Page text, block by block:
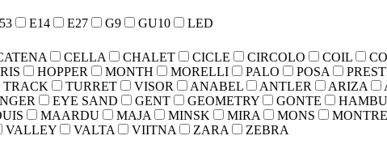
E14 E27 G9 GU10
LED
CELLA CHALET CICLE CIRCOLO COIL
HOPPER MONTH MORELLI PALO POSA
TRACK TURRET VISOR ANABEL ANTLER ARIZA
EYE SAND GENT GEOMETRY GONTE
MAARDU MAJA MINSK MIRA MONS
VALLEY VALTA VIITNA ZARA
ZEBRA